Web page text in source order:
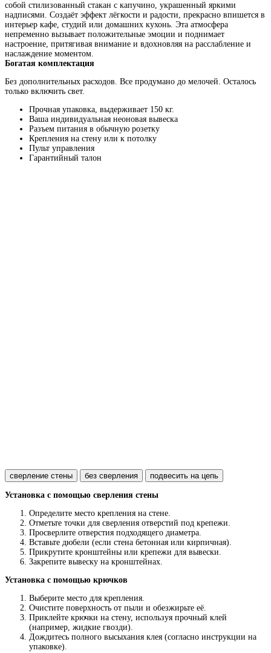
собой стилизованный стакан с капучино, украшенный яркими
надписями. Создаёт эффект лёгкости и радости, прекрасно впишется в
интерьер кафе, студий или домашних кухонь. Эта атмосфера
непременно вызывает положительные эмоции и поднимает
настроение, притягивая внимание и вдохновляя на расслабление и
наслаждение моментом.
Богатая комплектация
Без дополнительных расходов. Все продумано до мелочей. Осталось
только включить свет.
Прочная упаковка, выдерживает 150 кг.
Ваша индивидуальная неоновая вывеска
Разъем питания в обычную розетку
Крепления на стену или к потолку
Пульт управления
Гарантийный талон
сверление стены без сверления подвесить на цепь
Установка с помощью сверления стены
Определите место крепления на стене.
Отметьте точки для сверления отверстий под крепежи.
Просверлите отверстия подходящего диаметра.
Вставьте дюбели (если стена бетонная или кирпичная).
Прикрутите кронштейны или крепежи для вывески.
Закрепите вывеску на кронштейнах.
Установка с помощью крючков
Выберите место для крепления.
Очистите поверхность от пыли и обезжирьте её.
Приклейте крючки на стену, используя прочный клей
(например, жидкие гвозди).
Дождитесь полного высыхания клея (согласно инструкции на
упаковке).